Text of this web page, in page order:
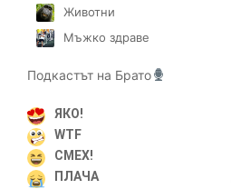
Животни
Мъжко здраве
Подкастът на Брато
ЯКО!
WTF
СМЕХ!
ПЛАЧА